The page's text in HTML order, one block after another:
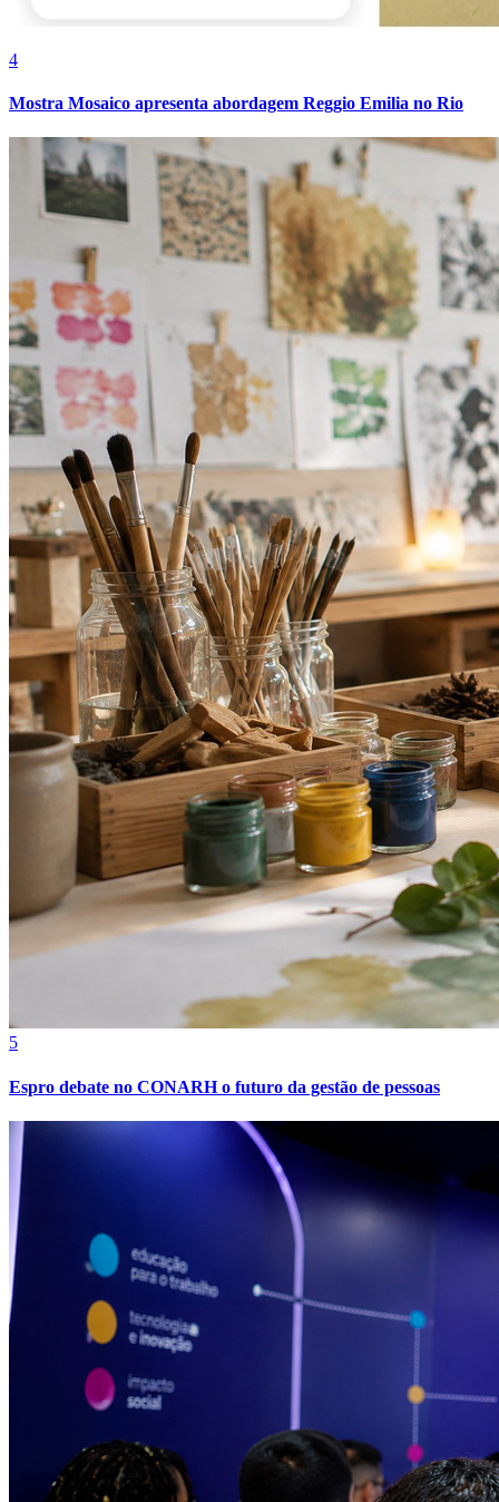
Athletico-PR
Bragantino
4
Mostra Mosaico apresenta abordagem Reggio Emilia no Rio
5
Espro debate no CONARH o futuro da gestão de pessoas